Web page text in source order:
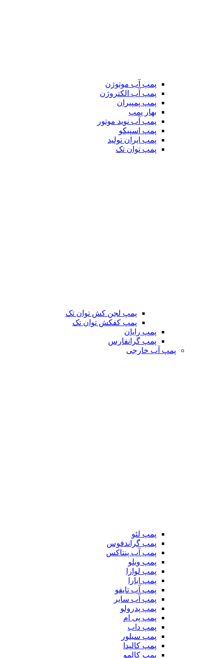
پمپ آب موتوژن
پمپ آب الکتروژن
پمپ پمپیران
بهار پمپ
پمپ آب نوید موتور
پمپ اسپیکو
پمپ ایران تولید
پمپ توان تک
پمپ لجن کش توان تک
پمپ کفکش توان تک
پمپ رایان
پمپ گرانفارس
پمپ آب خارجی
پمپ لئو
پمپ گراندفوس
پمپ آب پنتاکس
پمپ ویلو
پمپ لوارا
پمپ ابارا
پمپ آب تایفو
پمپ آب سایر
پمپ پدرولو
پمپ پی ام
پمپ داب
پمپ سیلور
پمپ کالپدا
پمپ کالمو